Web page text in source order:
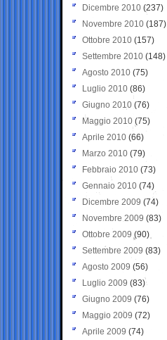
Dicembre 2010 (237)
Novembre 2010 (187)
Ottobre 2010 (157)
Settembre 2010 (148)
Agosto 2010 (75)
Luglio 2010 (86)
Giugno 2010 (76)
Maggio 2010 (75)
Aprile 2010 (66)
Marzo 2010 (79)
Febbraio 2010 (73)
Gennaio 2010 (74)
Dicembre 2009 (74)
Novembre 2009 (83)
Ottobre 2009 (90)
Settembre 2009 (83)
Agosto 2009 (56)
Luglio 2009 (83)
Giugno 2009 (76)
Maggio 2009 (72)
Aprile 2009 (74)